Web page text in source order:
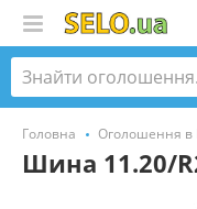
Головна Оголошення в
Шина 11.20/